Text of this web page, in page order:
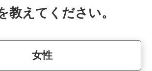
教えてください。
女性